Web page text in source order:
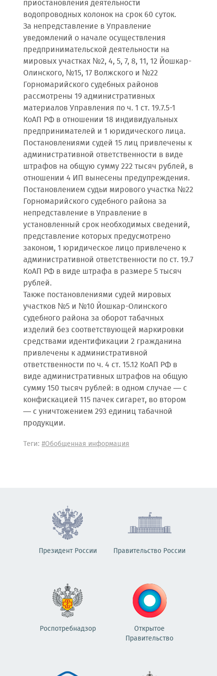
приостановления деятельности
водопроводных колонок на срок 60 суток.
За непредставление в Управление
уведомлений о начале осуществления
предпринимательской деятельности на
мировых участках №2, 4, 5, 7, 8, 11, 12 Йошкар-
Олинского, №15, 17 Волжского и №22
Горномарийского судебных районов
рассмотрены 19 административных
материалов Управления по ч. 1 ст. 19.7.5-1
КоАП РФ в отношении 18 индивидуальных
предпринимателей и 1 юридического лица.
Постановлениями судей 15 лиц привлечены к
административной ответственности в виде
штрафов на общую сумму 222 тысяч рублей, в
отношении 4 ИП вынесены предупреждения.
Постановлением судьи мирового участка №22
Горномарийского судебного района за
непредставление в Управление в
установленный срок необходимых сведений,
представление которых предусмотрено
законом, 1 юридическое лицо привлечено к
административной ответственности по ст. 19.7
КоАП РФ в виде штрафа в размере 5 тысяч
рублей.
Также постановлениями судей мировых
участков №5 и №10 Йошкар-Олинского
судебного района за оборот табачных
изделий без соответствующей маркировки
средствами идентификации 2 гражданина
привлечены к административной
ответственности по ч. 4 ст. 15.12 КоАП РФ в
виде административных штрафов на общую
сумму 150 тысяч рублей: в одном случае — с
конфискацией 115 пачек сигарет, во втором
— с уничтожением 293 единиц табачной
продукции.
Теги: #Обобщенная информация
Президент России Правительство России
Роспотребнадзор
Открытое
Правительство